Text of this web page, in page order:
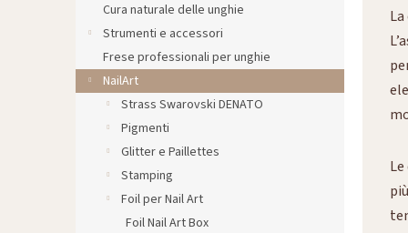
l
e
Cura naturale delle unghie
Strumenti e accessori
Frese professionali per unghie
NailArt
Strass Swarovski DENATO
Pigmenti
Glitter e Paillettes
Stamping
Foil per Nail Art
Foil Nail Art Box